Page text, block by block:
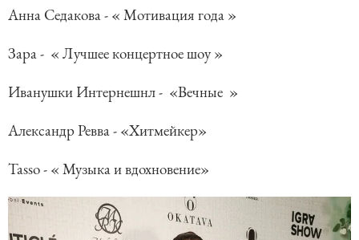
Анна Седакова - « Мотивация года »
Зара - « Лучшее концертное шоу »
Иванушки Интернешнл - «Вечные »
Александр Ревва - «Хитмейкер»
Таssо - « Музыка и вдохновение»